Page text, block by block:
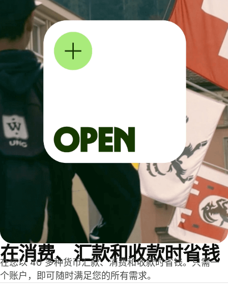
在消费、汇款和收款时省钱
在您以 40 多种货币汇款、消费和收款时省钱。只需一
个账户，即可随时满足您的所有需求。